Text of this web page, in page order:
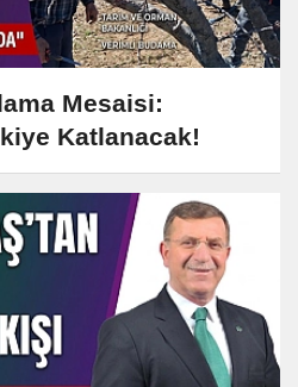
Mesaisi:
Katlanacak!